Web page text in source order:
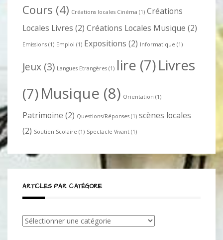
Cours (4) Créations locales Cinéma (1) Créations
Locales Livres (2) Créations Locales Musique (2)
Emissions (1) Emploi (1) Expositions (2) Informatique (1)
Jeux (3) Langues Etrangères (1) lire (7)Livres
(7)Musique (8) Orientation (1)
Patrimoine (2) Questions/Réponses (1) scènes locales
(2) Soutien Scolaire (1) Spectacle Vivant (1)
ARTICLES PAR CATÉGORIE
Articles